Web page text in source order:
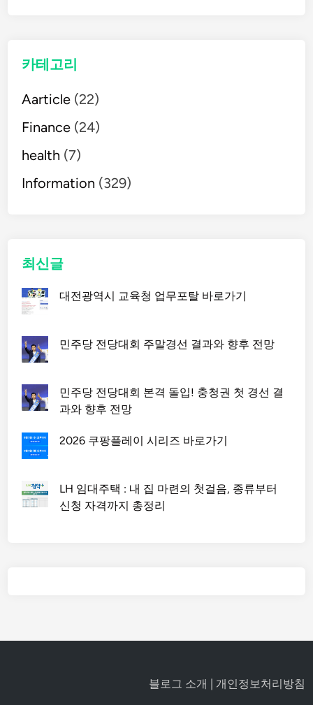
카테고리
Aarticle (22)
Finance (24)
health (7)
Information (329)
최신글
대전광역시 교육청 업무포탈 바로가기
민주당 전당대회 주말경선 결과와 향후 전망
민주당 전당대회 본격 돌입! 충청권 첫 경선 결
과와 향후 전망
2026 쿠팡플레이 시리즈 바로가기
LH 임대주택 : 내 집 마련의 첫걸음, 종류부터
신청 자격까지 총정리
블로그 소개 | 개인정보처리방침